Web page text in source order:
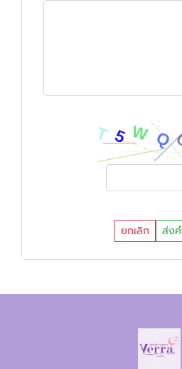
ยกเลิก ส่ง